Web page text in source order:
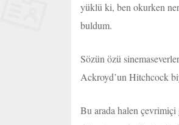
yüklü ki, ben okurken
buldum.
Sözün özü
Ackroyd’un Hitchcock
Bu arada halen çevrimiçi